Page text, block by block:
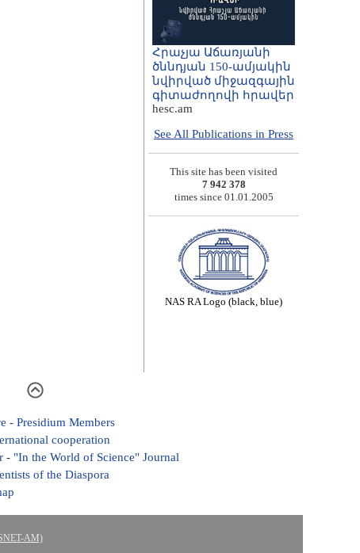
Հրաչյա Աճառյանի
ծննդյան 150-ամյակին
նվիրված միջազգային
գիտաժողովի հրավեր
hesc.am
See All Publications in Press
This site has been visited
7 942 378
times since 01.01.2005
NAS RA Logo (black, blue)
- Presidium Members
cooperation
- "In the World of Science" Journal
of the Diaspora
AM)